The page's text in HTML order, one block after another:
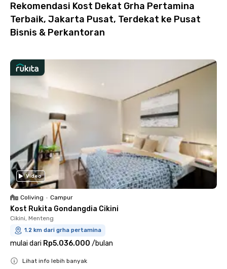
Rekomendasi Kost Dekat Grha Pertamina
Terbaik, Jakarta Pusat, Terdekat ke Pusat
Bisnis & Perkantoran
Video
Coliving • Campur
Kost Rukita Gondangdia Cikini
Cikini, Menteng
1.2 km dari grha pertamina
mulai dari Rp5.036.000 /bulan
Lihat info lebih banyak